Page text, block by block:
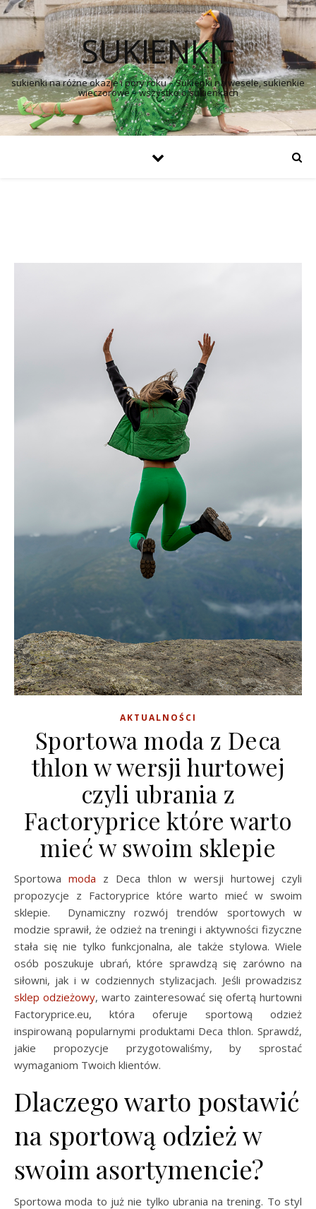
SUKIENKIE
sukienki na różne okazje i pory roku – Sukienki na wesele, sukienkie
wieczorowe – wszystko o sukienkach
AKTUALNOŚCI
Sportowa moda z Deca
thlon w wersji hurtowej
czyli ubrania z
Factoryprice które warto
mieć w swoim sklepie
Sportowa moda z Deca thlon w wersji hurtowej czyli
propozycje z Factoryprice które warto mieć w swoim
sklepie. Dynamiczny rozwój trendów sportowych w
modzie sprawił, że odzież na treningi i aktywności fizyczne
stała się nie tylko funkcjonalna, ale także stylowa. Wiele
osób poszukuje ubrań, które sprawdzą się zarówno na
siłowni, jak i w codziennych stylizacjach. Jeśli prowadzisz
sklep odzieżowy, warto zainteresować się ofertą hurtowni
Factoryprice.eu, która oferuje sportową odzież
inspirowaną popularnymi produktami Deca thlon. Sprawdź,
jakie propozycje przygotowaliśmy, by sprostać
wymaganiom Twoich klientów.
Dlaczego warto postawić
na sportową odzież w
swoim asortymencie?
Sportowa moda to już nie tylko ubrania na trening. To styl